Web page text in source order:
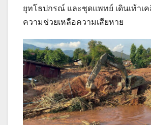
ยุทโธปกรณ์ และชุดแพทย์ เดินเท้าเ
ความช่วยเหลือความเสียหาย